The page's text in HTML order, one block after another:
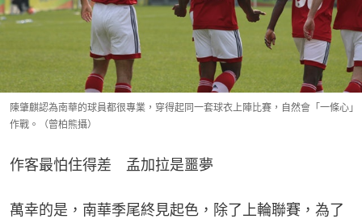
陳肇麒認為南華的球員都很專業，穿得起同一套球衣上陣比賽，自然會「一條心」
作戰。（曾柏熊攝）
作客最怕住得差　孟加拉是噩夢
萬幸的是，南華季尾終見起色，除了上輪聯賽，為了